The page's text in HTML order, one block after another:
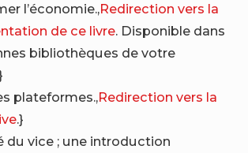
l’économie.,Redirection vers la
de ce livre. Disponible dans
bibliothèques de votre
plateformes.,Redirection vers la
.}
du vice ; une introduction